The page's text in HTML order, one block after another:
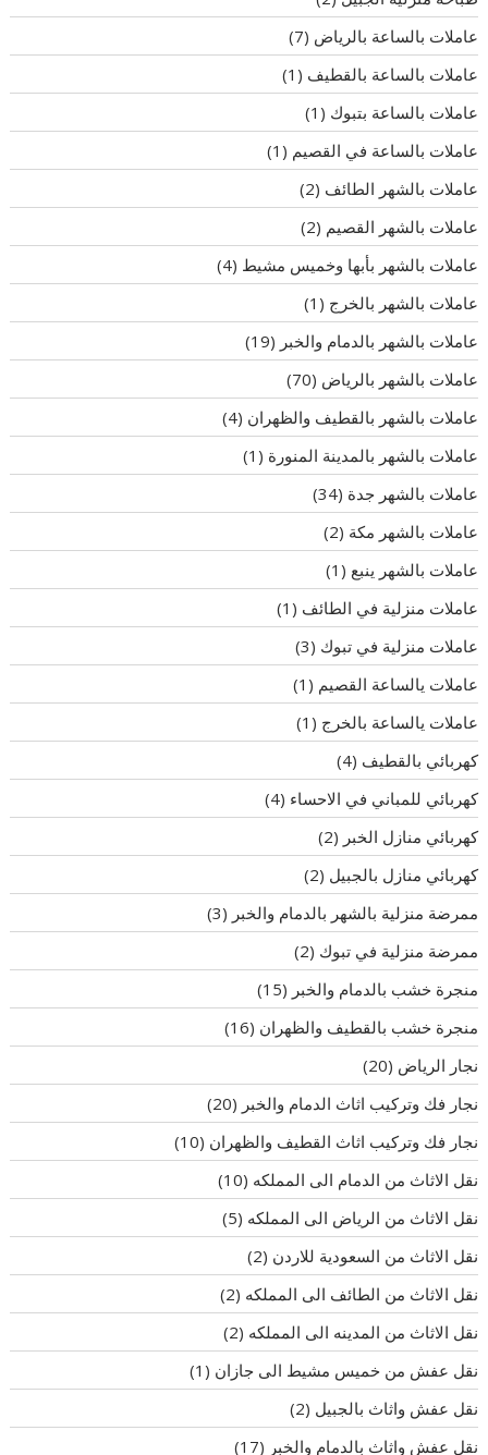
عاملات بالساعة بالرياض (7)
عاملات بالساعة بالقطيف (1)
عاملات بالساعة بتبوك (1)
عاملات بالساعة في القصيم (1)
عاملات بالشهر الطائف (2)
عاملات بالشهر القصيم (2)
عاملات بالشهر بأبها وخميس مشيط (4)
عاملات بالشهر بالخرج (1)
عاملات بالشهر بالدمام والخبر (19)
عاملات بالشهر بالرياض (70)
عاملات بالشهر بالقطيف والظهران (4)
عاملات بالشهر بالمدينة المنورة (1)
عاملات بالشهر جدة (34)
عاملات بالشهر مكة (2)
عاملات بالشهر ينبع (1)
عاملات منزلية في الطائف (1)
عاملات منزلية في تبوك (3)
عاملات يالساعة القصيم (1)
عاملات يالساعة بالخرج (1)
كهربائي بالقطيف (4)
كهربائي للمباني في الاحساء (4)
كهربائي منازل الخبر (2)
كهربائي منازل بالجبيل (2)
ممرضة منزلية بالشهر بالدمام والخبر (3)
ممرضة منزلية في تبوك (2)
منجرة خشب بالدمام والخبر (15)
منجرة خشب بالقطيف والظهران (16)
نجار الرياض (20)
نجار فك وتركيب اثاث الدمام والخبر (20)
نجار فك وتركيب اثاث القطيف والظهران (10)
نقل الاثاث من الدمام الى المملكه (10)
نقل الاثاث من الرياض الى المملكه (5)
نقل الاثاث من السعودية للاردن (2)
نقل الاثاث من الطائف الى المملكه (2)
نقل الاثاث من المدينه الى المملكه (2)
نقل عفش من خميس مشيط الى جازان (1)
نقل عفش واثاث بالجبيل (2)
نقل عفش واثاث بالدمام والخبر (17)